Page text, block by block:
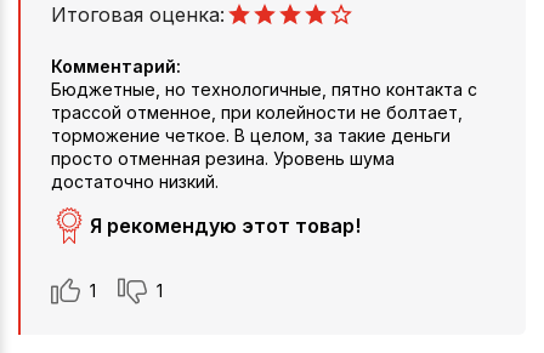
Итоговая оценка:
Комментарий:
Бюджетные, но технологичные, пятно контакта с
трассой отменное, при колейности не болтает,
торможение четкое. В целом, за такие деньги
просто отменная резина. Уровень шума
достаточно низкий.
Я рекомендую этот товар!
1 1